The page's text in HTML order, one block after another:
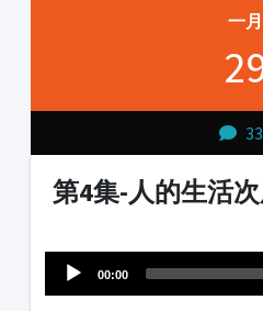
一月
第4集-人的生活
Player
00:00